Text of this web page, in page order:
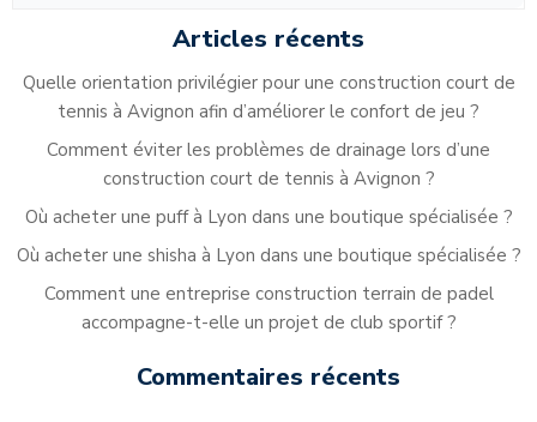
Articles récents
Quelle orientation privilégier pour une construction court de
tennis à Avignon afin d’améliorer le confort de jeu ?
Comment éviter les problèmes de drainage lors d’une
construction court de tennis à Avignon ?
Où acheter une puff à Lyon dans une boutique spécialisée ?
Où acheter une shisha à Lyon dans une boutique spécialisée ?
Comment une entreprise construction terrain de padel
accompagne-t-elle un projet de club sportif ?
Commentaires récents